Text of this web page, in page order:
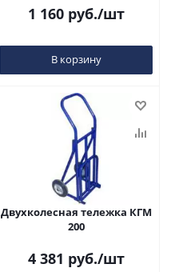
1 160руб./шт
В корзину
Двухколесная тележка КГМ
200
4 381 руб./шт